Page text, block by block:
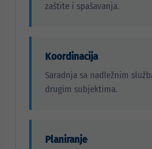
zaštite i spašavanja.
Koordinacija
Saradnja sa nadležnim
drugim subjektima.
Planiranje